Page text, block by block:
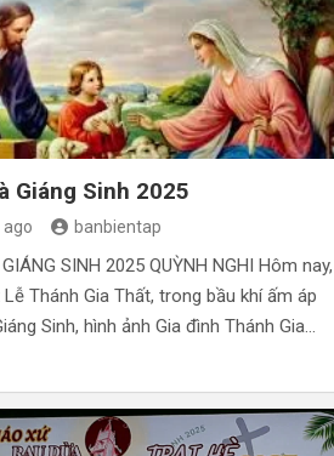
Giáng Sinh 2025
ago banbientap
SINH 2025 QUỲNH NGHI Hôm nay,
Thánh Gia Thất, trong bầu khí ấm áp
Sinh, hình ảnh Gia đình Thánh Gia…